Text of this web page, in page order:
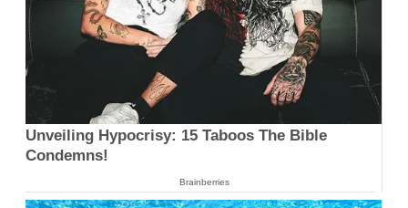
Unveiling Hypocrisy: 15 Taboos The Bible
Condemns!
Brainberries